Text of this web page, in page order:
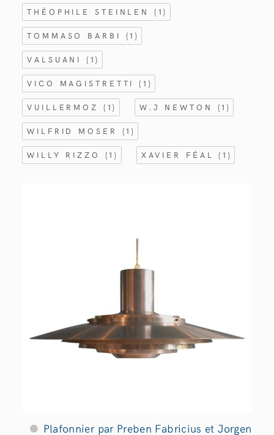
THÉOPHILE STEINLEN(1)
TOMMASO BARBI (1)
VALSUANI(1)
VICO MAGISTRETTI(1)
VUILLERMOZ (1) W.J NEWTON (1)
WILFRID MOSER (1)
WILLY RIZZO (1) XAVIER FÉAL(1)
Plafonnier par Preben Fabricius et Jorgen